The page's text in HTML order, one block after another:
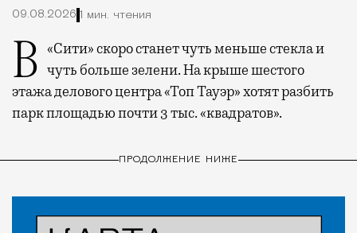
09.08.2026 1 мин. чтения
В «Сити» скоро станет чуть меньше стекла и чуть больше зелени. На крыше шестого
этажа делового центра «Топ Тауэр» хотят разбить
парк площадью почти 3 тыс. «квадратов».
ПРОДОЛЖЕНИЕ НИЖЕ